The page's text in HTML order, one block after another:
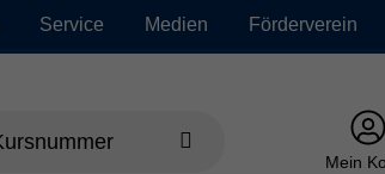
Service Medien Förderverein
Mein